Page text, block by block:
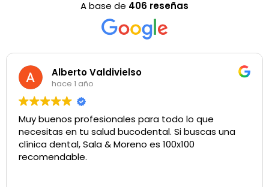
A base de 406 reseñas
Alberto Valdivielso
hace 1 año
Muy buenos profesionales para todo lo que
necesitas en tu salud bucodental. Si buscas una
clínica dental, Sala & Moreno es 100x100
recomendable.